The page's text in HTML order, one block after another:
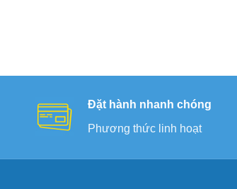
Đặt hành nhanh chóng
Phương thức linh hoạt